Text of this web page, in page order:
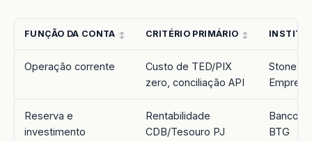
FUNÇÃO DA CONTA CRITÉRIO PRIMÁRIO
Operação corrente
Custo de TED/PIX
zero, conciliação API
Stone,
Reserva e
investimento
Rentabilidade
CDB/Tesouro PJ
Banco
BTG